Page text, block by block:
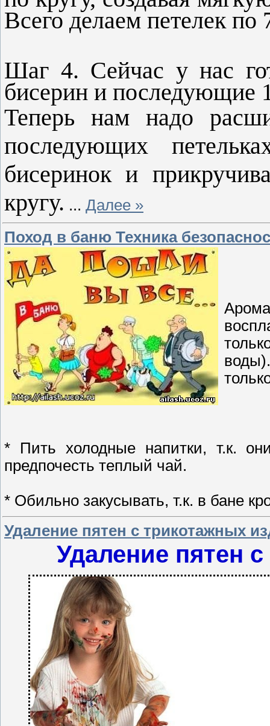
Всего делаем петелек
Шаг 4. Сейчас у нас
бисерин и последующие
Теперь нам надо
последующих
бисеринок и
кругу. ... Далее »
Поход в баню Техника
* Пить холодные напитки, т.к.
предпочесть теплый чай.
* Обильно закусывать, т.к. в бане
Удаление пятен с трикотажных
Удаление пятен